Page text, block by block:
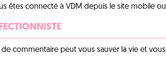
êtes connecté à VDM depuis le site mobile
de commentaire peut vous sauver la vie et